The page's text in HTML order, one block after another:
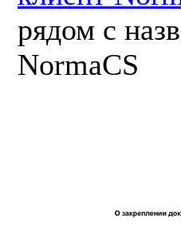
рядом с
NormaCS